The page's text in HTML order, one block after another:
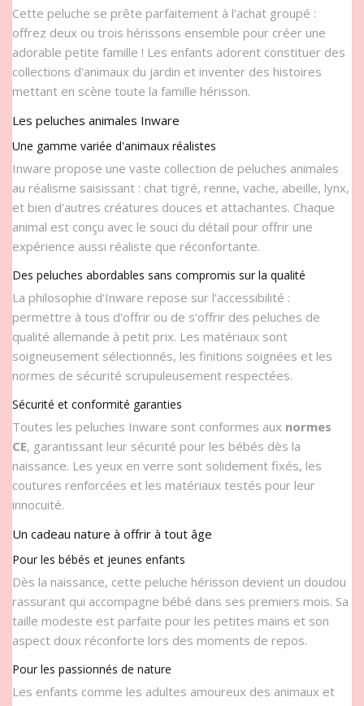
Cette peluche se prête parfaitement à l'achat groupé :
offrez deux ou trois hérissons ensemble pour créer une
adorable petite famille ! Les enfants adorent constituer des
collections d'animaux du jardin et inventer des histoires
mettant en scène toute la famille hérisson.
Les peluches animales Inware
Une gamme variée d'animaux réalistes
Inware propose une vaste collection de peluches animales
au réalisme saisissant : chat tigré, renne, vache, abeille, lynx,
et bien d'autres créatures douces et attachantes. Chaque
animal est conçu avec le souci du détail pour offrir une
expérience aussi réaliste que réconfortante.
Des peluches abordables sans compromis sur la qualité
La philosophie d'Inware repose sur l'accessibilité :
permettre à tous d'offrir ou de s'offrir des peluches de
qualité allemande à petit prix. Les matériaux sont
soigneusement sélectionnés, les finitions soignées et les
normes de sécurité scrupuleusement respectées.
Sécurité et conformité garanties
Toutes les peluches Inware sont conformes aux normes
CE, garantissant leur sécurité pour les bébés dès la
naissance. Les yeux en verre sont solidement fixés, les
coutures renforcées et les matériaux testés pour leur
innocuité.
Un cadeau nature à offrir à tout âge
Pour les bébés et jeunes enfants
Dès la naissance, cette peluche hérisson devient un doudou
rassurant qui accompagne bébé dans ses premiers mois. Sa
taille modeste est parfaite pour les petites mains et son
aspect doux réconforte lors des moments de repos.
Pour les passionnés de nature
Les enfants comme les adultes amoureux des animaux et